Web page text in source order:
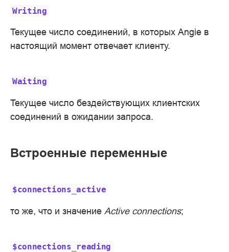
Writing
Текущее число соединений, в которых Angie в
настоящий момент отвечает клиенту.
Waiting
Текущее число бездействующих клиентских
соединений в ожидании запроса.
Встроенные переменные
$connections_active
то же, что и значение Active connections;
$connections_reading